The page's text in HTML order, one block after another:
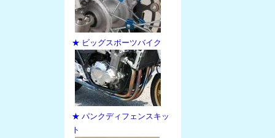
★ ビッグスポーツバイク
★ パンクディフェンスキッ
ト